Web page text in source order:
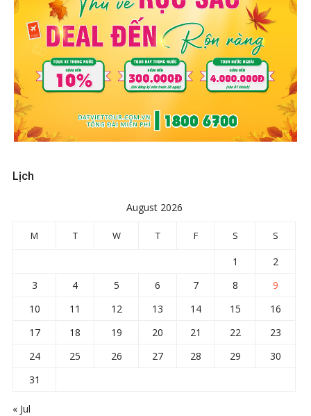
Lịch
August 2026
M T W T F S S
1
2
3
4 5 6 7 8
9
10
11 12 13 14 15
16
17
18 19 20 21 22
23
24
25 26 27 28 29
30
31
« Jul